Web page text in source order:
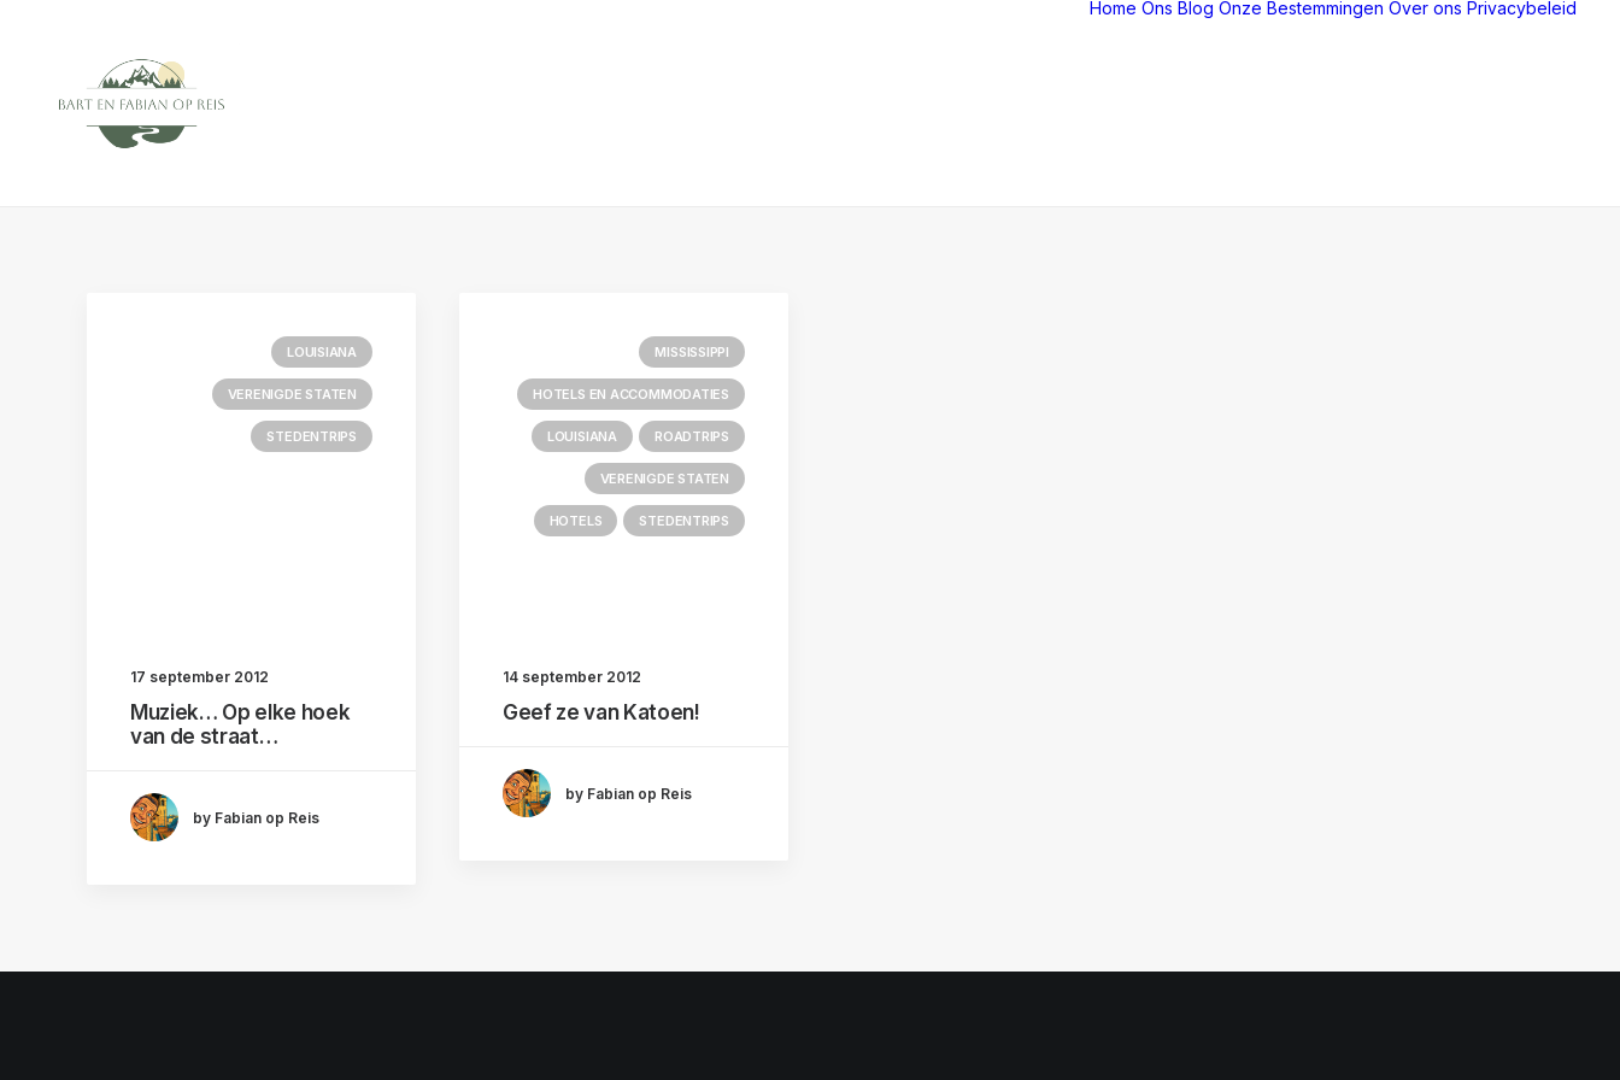
Home Ons Blog Onze Bestemmingen Over ons Privacybeleid
LOUISIANA
VERENIGDE STATEN
STEDENTRIPS
17 september 2012
Muziek… Op elke hoek
van de straat…
by Fabian op Reis
MISSISSIPPI
HOTELS EN ACCOMMODATIES
LOUISIANA ROADTRIPS
VERENIGDE STATEN
HOTELS STEDENTRIPS
14 september 2012
Geef ze van Katoen!
by Fabian op Reis